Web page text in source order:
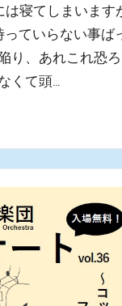
は寝てしまいます
ていらない事ば
り、あれこれ恐
くて頭…